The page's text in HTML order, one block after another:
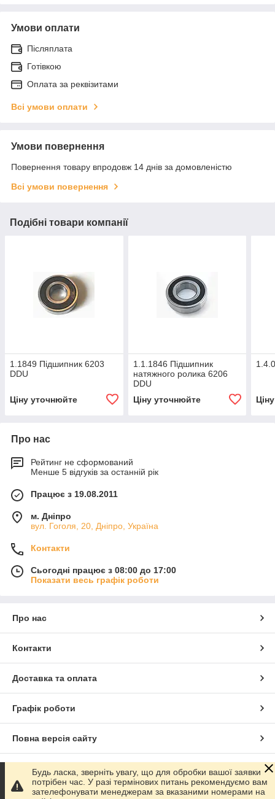
Умови оплати
Післяплата
Готівкою
Оплата за реквізитами
Всі умови оплати
Умови повернення
Повернення товару впродовж 14 днів за домовленістю
Всі умови повернення
Подібні товари компанії
1.1849 Підшипник 6203
DDU
Ціну уточнюйте
1.1.1846 Підшипник
натяжного ролика 6206
DDU
Ціну уточнюйте
Про нас
Рейтинг не сформований
Менше 5 відгуків за останній рік
Працює з 19.08.2011
м. Дніпро
вул. Гоголя, 20, Дніпро, Україна
Контакти
Сьогодні працює з 08:00 до 17:00
Показати весь графік роботи
Про нас
Контакти
Доставка та оплата
Графік роботи
Повна версія сайту
Сайт створено на маркетплейсіProm.ua
Будь ласка, зверніть увагу, що для обробки вашої заявки
потрібен час. У разі термінових питань рекомендуємо вам
зателефонувати менеджерам за вказаними номерами на